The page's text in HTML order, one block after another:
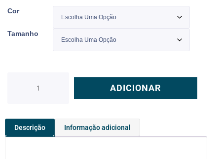
Cor
Tamanho
ADICIONAR
Descrição Informação adicional